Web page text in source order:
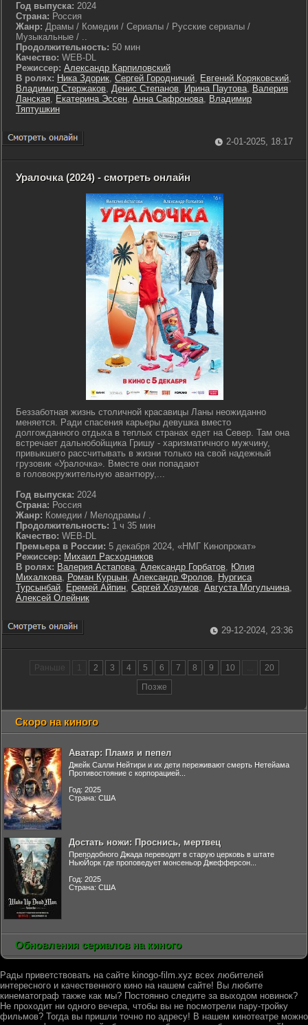
Год выпуска: 2024
Страна: Россия
Жанр: Драмы / Комедии / Сериалы / Русские сериалы /
Музыкальные / ..
Продолжительность: 50 мин
Качество: WEB-DL
Режиссер: Александр Карпиловский
В ролях: Ника Здорик, Сергей Городничий, Евгений Коряковский,
Владимир Стержаков, Денис Степанов, Ирина Паутова, Валерия
Ланская, Екатерина Эссен, Анна Сафронова, Владимир
Тяптушкин
2-01-2025, 18:17
Уралочка (2024) - смотреть онлайн
Беззаботная жизнь столичной красавицы Ланы неожиданно
меняется. Ради спасения карьеры девушка вместо
долгожданного отдыха в теплых странах едет на Север. Там она
встречает дальнобойщика Гришу - харизматичного мужчину,
привыкшего рассчитывать в жизни только на свой надежный
грузовик «Уралочка». Вместе они попадают
в головокружительную авантюру,...
Год выпуска: 2024
Страна: Россия
Жанр: Комедии / Мелодрамы / .
Продолжительность: 1 ч 35 мин
Качество: WEB-DL
Премьера в России: 5 декабря 2024, «НМГ Кинопрокат»
Режиссер: Михаил Расходников
В ролях: Валерия Астапова, Александр Горбатов, Юлия
Михалкова, Роман Курцын, Александр Фролов, Нургиса
Турсынбай, Еремей Айпин, Сергей Хозумов, Августа Могульчина,
Алексей Олейник
29-12-2024, 23:36
Раньше 2 3 4 5 6 7 8 9 10 ...
20
Позже
Скоро на киного
Аватар: Пламя и пепел
Джейк Салли Нейтири и их дети переживают смерть Нетейама
Противостояние с корпорацией...
Год: 2025
Страна: США
Достать ножи: Проснись, мертвец
Преподобного Джада переводят в старую церковь в штате
НьюЙорк где проповедует монсеньор Джефферсон...
Год: 2025
Страна: США
Обновления сериалов на киного
Рады приветствовать на сайте kinogo-film.xyz всех любителей
интересного и качественного кино на нашем сайте! Вы любите
кинематограф также как мы? Постоянно следите за выходом новинок?
Не проходит ни одного вечера, чтобы вы не посмотрели пару-тройку
фильмов? Тогда вы пришли точно по адресу! В нашем кинотеатре можно